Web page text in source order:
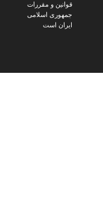
قوانین و مقررات
جمهوری اسلامی
ایران است